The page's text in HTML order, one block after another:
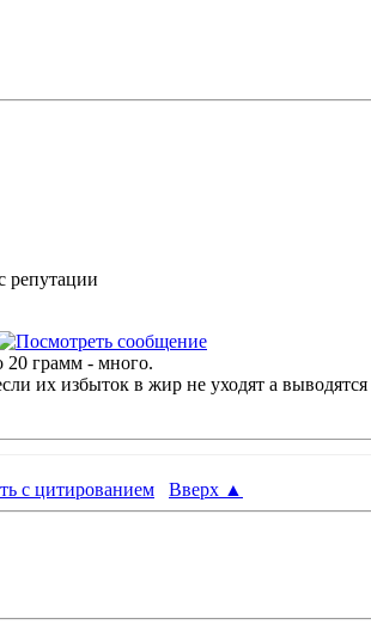
репутации
грамм - много.
их избыток в жир не уходят а выводятся
с цитированием Вверх ▲